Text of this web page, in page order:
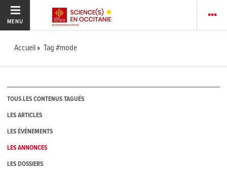
MENU
Accueil Tag #mode
TOUS LES CONTENUS TAGUÉS
LES ARTICLES
LES ÉVÉNEMENTS
LES ANNONCES
LES DOSSIERS